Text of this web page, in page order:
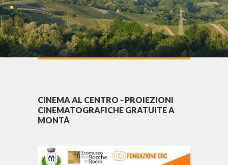
CINEMA AL CENTRO - PROIEZIONI
CINEMATOGRAFICHE GRATUITE A
MONTÀ